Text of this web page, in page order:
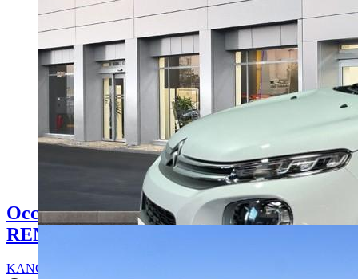
Occasion
RENAULT KANGOO
KANGOO EXPRESS BLUE DCI 95 GRAND CONFORT